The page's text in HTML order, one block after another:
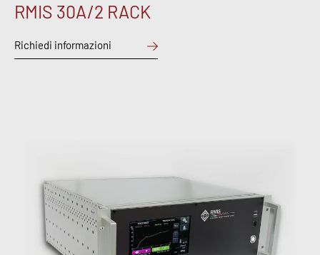
RMIS 30A/2 RACK
Richiedi informazioni